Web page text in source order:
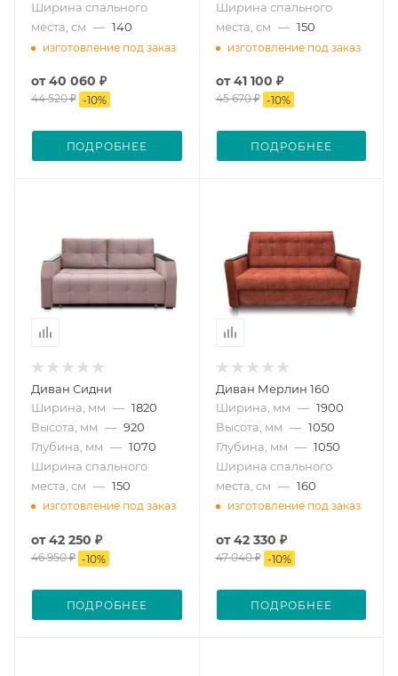
Ширина спального
места, см — 140
изготовление под заказ
от40 060 ₽
44 520 ₽ -10%
ПОДРОБНЕЕ
Ширина спального
места, см — 150
изготовление под заказ
от41 100 ₽
45 670 ₽ -10%
ПОДРОБНЕЕ
Диван Сидни
Ширина, мм — 1820
Высота, мм — 920
Глубина, мм — 1070
Ширина спального
места, см — 150
изготовление под заказ
от42 250 ₽
46 950 ₽ -10%
ПОДРОБНЕЕ
Диван Мерлин 160
Ширина, мм — 1900
Высота, мм — 1050
Глубина, мм — 1050
Ширина спального
места, см — 160
изготовление под заказ
от42 330 ₽
47 040 ₽ -10%
ПОДРОБНЕЕ